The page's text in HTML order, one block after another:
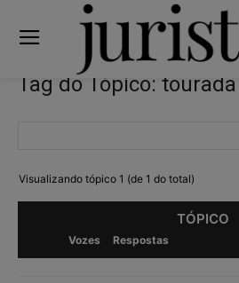
Tag do Tópico: tourada
Visualizando tópico 1 (de 1 do total)
TÓPICO
Vozes Respostas